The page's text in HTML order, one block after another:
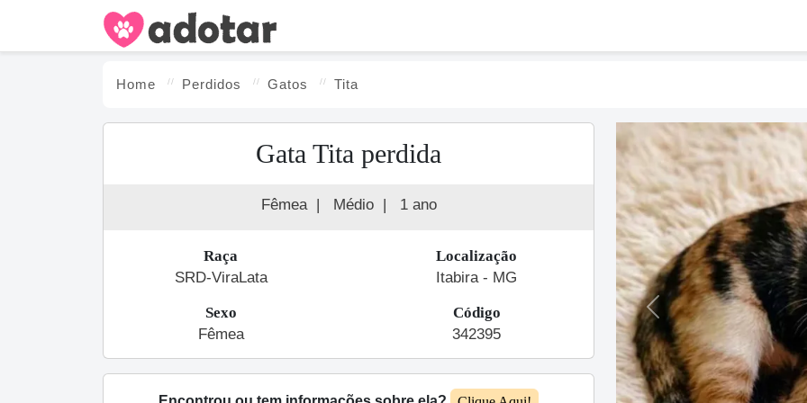
Home Perdidos Gatos Tita
Gata Tita perdida
Fêmea | Médio | 1 ano
Raça
SRD-ViraLata
Localização
Itabira - MG
Sexo
Fêmea
Código
342395
Previous